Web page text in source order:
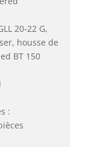
20-22 G,
housse de
BT 150
: